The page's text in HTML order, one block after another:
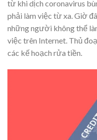
từ khi dịch coronavirus
phải làm việc từ xa. Giờ
những người không thể
việc trên Internet. Thủ
các kế hoạch rửa tiền.